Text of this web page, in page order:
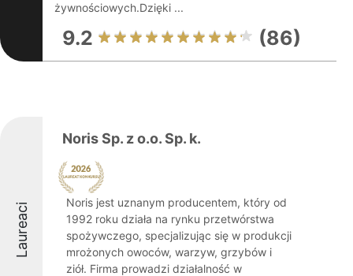
żywnościowych.Dzięki ...
9.2 (86)
Laureaci
Noris Sp. z o.o. Sp. k.
Noris jest uznanym producentem, który od
1992 roku działa na rynku przetwórstwa
spożywczego, specjalizując się w produkcji
mrożonych owoców, warzyw, grzybów i
ziół. Firma prowadzi działalność w